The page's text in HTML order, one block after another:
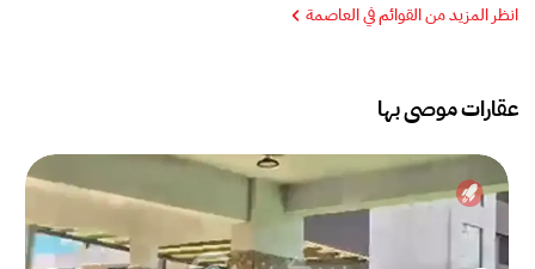
انظر المزيد من القوائم في العاصمة
عقارات موصى بها